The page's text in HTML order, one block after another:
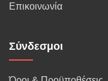
Επικοινωνία
Σύνδεσμοι